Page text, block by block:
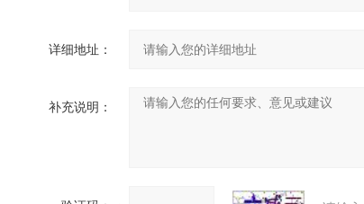
详细地址：
补充说明：